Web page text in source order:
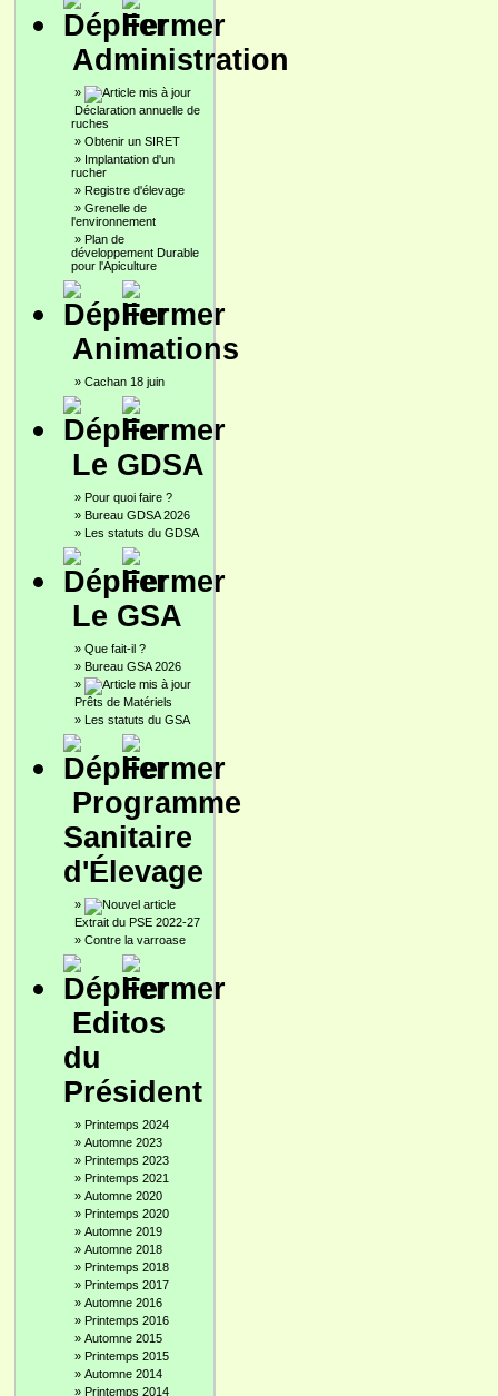
Administration
»
Déclaration annuelle de
ruches
» Obtenir un SIRET
» Implantation d'un
rucher
» Registre d'élevage
» Grenelle de
l'environnement
» Plan de
développement Durable
pour l'Apiculture
Animations
» Cachan 18 juin
Le GDSA
» Pour quoi faire ?
» Bureau GDSA 2026
» Les statuts du GDSA
Le GSA
» Que fait-il ?
» Bureau GSA 2026
»
Prêts de Matériels
» Les statuts du GSA
Programme
Sanitaire
d'Élevage
»
Extrait du PSE 2022-27
» Contre la varroase
Editos
du
Président
» Printemps 2024
» Automne 2023
» Printemps 2023
» Printemps 2021
» Automne 2020
» Printemps 2020
» Automne 2019
» Automne 2018
» Printemps 2018
» Printemps 2017
» Automne 2016
» Printemps 2016
» Automne 2015
» Printemps 2015
» Automne 2014
» Printemps 2014